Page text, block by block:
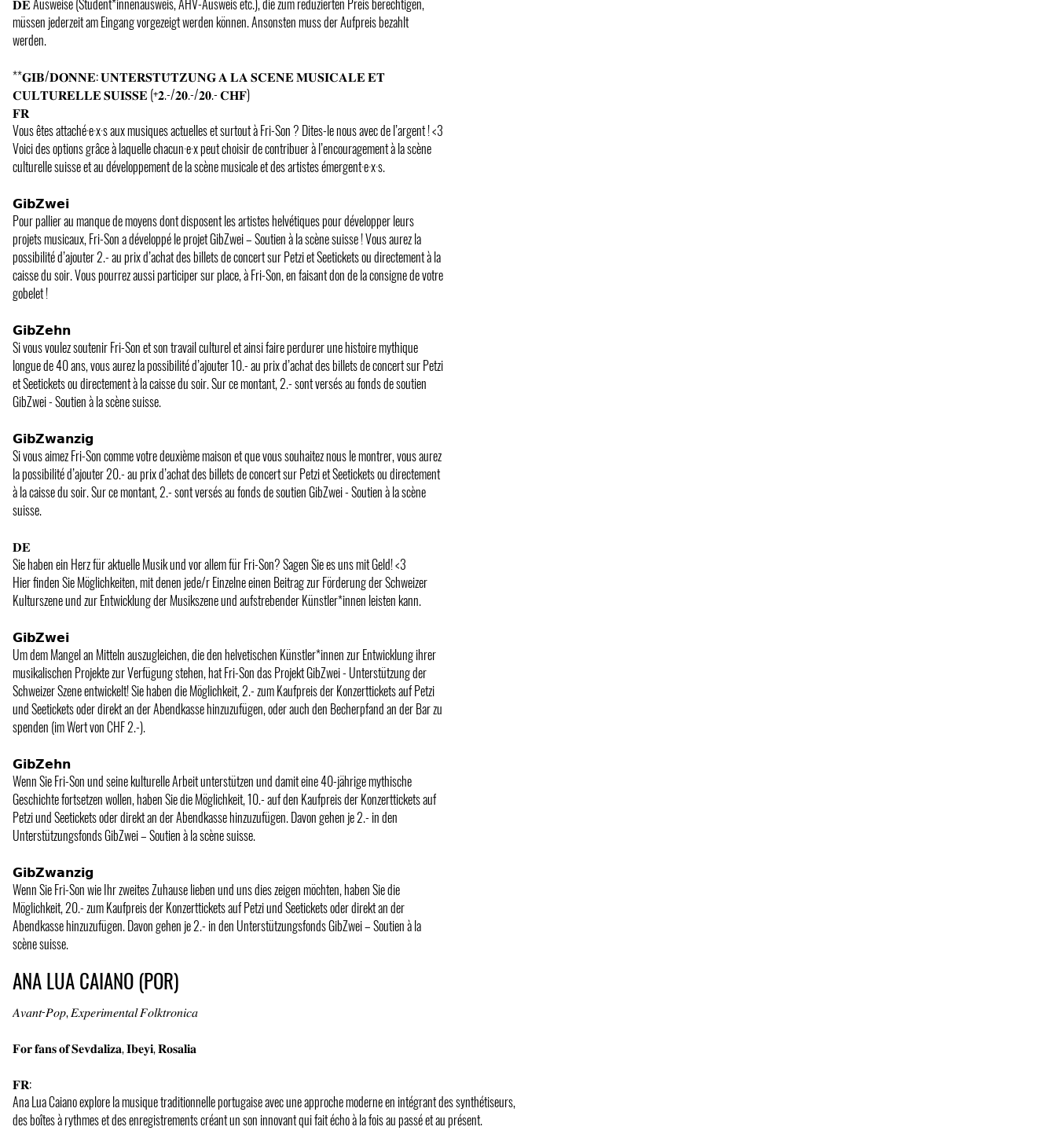
müssen jederzeit am Eingang vorgezeigt werden können. Ansonsten muss der Aufpreis bezahlt
werden.
**𝐆𝐈𝐁/𝐃𝐎𝐍𝐍𝐄: 𝐔𝐍𝐓𝐄𝐑𝐒𝐓𝐔̈𝐓𝐙𝐔𝐍𝐆 𝐀 𝐋𝐀 𝐒𝐂𝐄𝐍𝐄 𝐌𝐔𝐒𝐈𝐂𝐀𝐋𝐄 𝐄𝐓
𝐂𝐔𝐋𝐓𝐔𝐑𝐄𝐋𝐋𝐄 𝐒𝐔𝐈𝐒𝐒𝐄 (+𝟐.-/𝟐𝟎.-/𝟐𝟎.- 𝐂𝐇𝐅)
𝐅𝐑
Vous êtes attaché·e·x·s aux musiques actuelles et surtout à Fri-Son ? Dites-le nous avec de l’argent ! <3
Voici des options grâce à laquelle chacun·e·x peut choisir de contribuer à l’encouragement à la scène
culturelle suisse et au développement de la scène musicale et des artistes émergent·e·x·s.
𝗚𝗶𝗯𝗭𝘄𝗲𝗶
Pour pallier au manque de moyens dont disposent les artistes helvétiques pour développer leurs
projets musicaux, Fri-Son a développé le projet GibZwei – Soutien à la scène suisse ! Vous aurez la
possibilité d’ajouter 2.- au prix d’achat des billets de concert sur Petzi et Seetickets ou directement à la
caisse du soir. Vous pourrez aussi participer sur place, à Fri-Son, en faisant don de la consigne de votre
gobelet !
𝗚𝗶𝗯𝗭𝗲𝗵𝗻
Si vous voulez soutenir Fri-Son et son travail culturel et ainsi faire perdurer une histoire mythique
longue de 40 ans, vous aurez la possibilité d’ajouter 10.- au prix d’achat des billets de concert sur Petzi
et Seetickets ou directement à la caisse du soir. Sur ce montant, 2.- sont versés au fonds de soutien
GibZwei - Soutien à la scène suisse.
𝗚𝗶𝗯𝗭𝘄𝗮𝗻𝘇𝗶𝗴
Si vous aimez Fri-Son comme votre deuxième maison et que vous souhaitez nous le montrer, vous aurez
la possibilité d’ajouter 20.- au prix d’achat des billets de concert sur Petzi et Seetickets ou directement
à la caisse du soir. Sur ce montant, 2.- sont versés au fonds de soutien GibZwei - Soutien à la scène
suisse.
𝐃𝐄
Sie haben ein Herz für aktuelle Musik und vor allem für Fri-Son? Sagen Sie es uns mit Geld! <3
Hier finden Sie Möglichkeiten, mit denen jede/r Einzelne einen Beitrag zur Förderung der Schweizer
Kulturszene und zur Entwicklung der Musikszene und aufstrebender Künstler*innen leisten kann.
𝗚𝗶𝗯𝗭𝘄𝗲𝗶
Um dem Mangel an Mitteln auszugleichen, die den helvetischen Künstler*innen zur Entwicklung ihrer
musikalischen Projekte zur Verfügung stehen, hat Fri-Son das Projekt GibZwei - Unterstützung der
Schweizer Szene entwickelt! Sie haben die Möglichkeit, 2.- zum Kaufpreis der Konzerttickets auf Petzi
und Seetickets oder direkt an der Abendkasse hinzuzufügen, oder auch den Becherpfand an der Bar zu
spenden (im Wert von CHF 2.-).
𝗚𝗶𝗯𝗭𝗲𝗵𝗻
Wenn Sie Fri-Son und seine kulturelle Arbeit unterstützen und damit eine 40-jährige mythische
Geschichte fortsetzen wollen, haben Sie die Möglichkeit, 10.- auf den Kaufpreis der Konzerttickets auf
Petzi und Seetickets oder direkt an der Abendkasse hinzuzufügen. Davon gehen je 2.- in den
Unterstützungsfonds GibZwei – Soutien à la scène suisse.
𝗚𝗶𝗯𝗭𝘄𝗮𝗻𝘇𝗶𝗴
Wenn Sie Fri-Son wie Ihr zweites Zuhause lieben und uns dies zeigen möchten, haben Sie die
Möglichkeit, 20.- zum Kaufpreis der Konzerttickets auf Petzi und Seetickets oder direkt an der
Abendkasse hinzuzufügen. Davon gehen je 2.- in den Unterstützungsfonds GibZwei – Soutien à la
scène suisse.
ANA LUA CAIANO (POR)
𝐴𝑣𝑎𝑛𝑡-𝑃𝑜𝑝, 𝐸𝑥𝑝𝑒𝑟𝑖𝑚𝑒𝑛𝑡𝑎𝑙 𝐹𝑜𝑙𝑘𝑡𝑟𝑜𝑛𝑖𝑐𝑎
𝐅𝐨𝐫 𝐟𝐚𝐧𝐬 𝐨𝐟 𝐒𝐞𝐯𝐝𝐚𝐥𝐢𝐳𝐚, 𝐈𝐛𝐞𝐲𝐢, 𝐑𝐨𝐬𝐚𝐥𝐢𝐚
𝐅𝐑:
Ana Lua Caiano explore la musique traditionnelle portugaise avec une approche moderne en intégrant des synthétiseurs,
des boîtes à rythmes et des enregistrements créant un son innovant qui fait écho à la fois au passé et au présent.